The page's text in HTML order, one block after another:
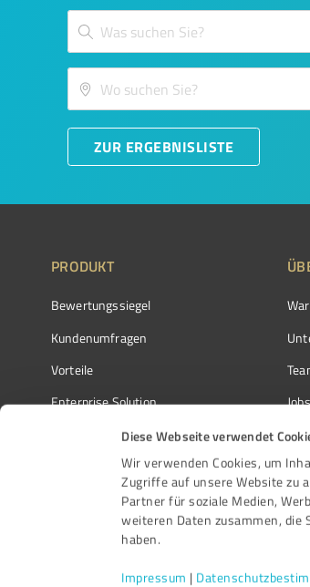
Diese Webseite verwendet
Wir verwenden Cookies, um
Zugriffe auf unsere Website zu
Partner für soziale Medien,
weiteren Daten zusammen, die
haben.
Impressum |
ZUR ERGEBNISLISTE
PRODUKT
Bewertungssiegel
Kundenumfragen
Vorteile
Enterprise Solution
Partnerprogramm
Auszeichnungen
Jobs